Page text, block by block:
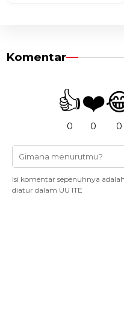
Komentar
👍
0
❤️
0 0
Isi komentar sepenuhnya
diatur dalam UU ITE